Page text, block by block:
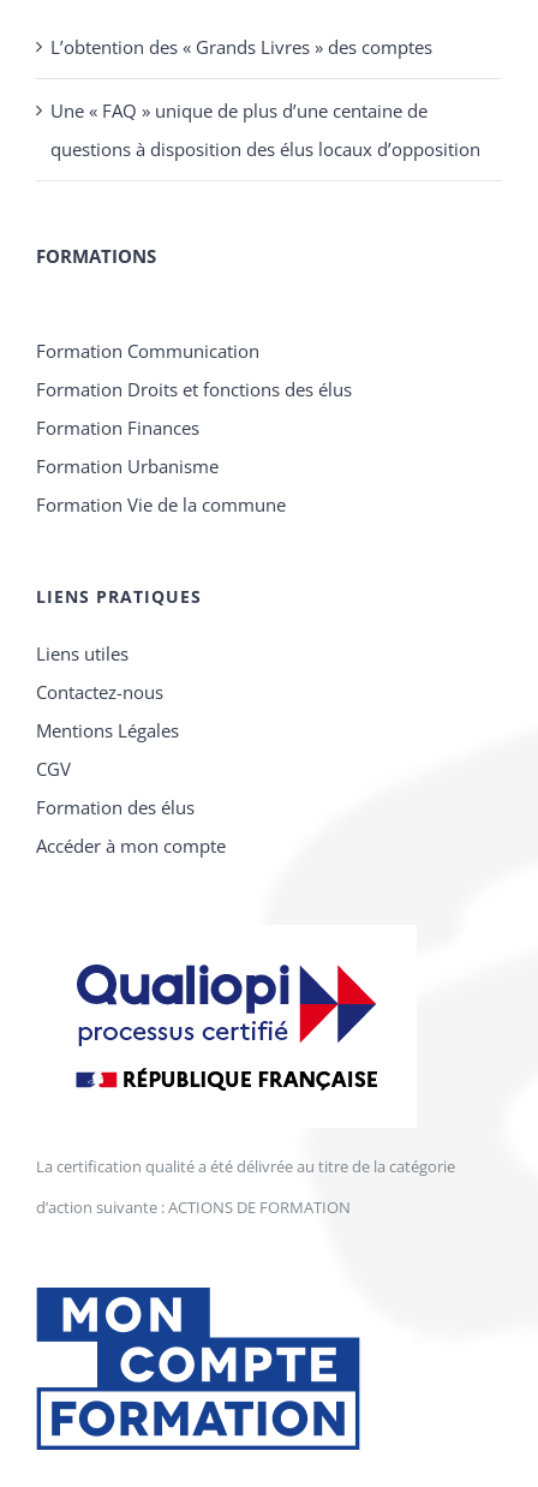
L’obtention des « Grands Livres » des comptes
Une « FAQ » unique de plus d’une centaine de
questions à disposition des élus locaux d’opposition
FORMATIONS
Formation Communication
Formation Droits et fonctions des élus
Formation Finances
Formation Urbanisme
Formation Vie de la commune
LIENS PRATIQUES
Liens utiles
Contactez-nous
Mentions Légales
CGV
Formation des élus
Accéder à mon compte
La certification qualité a été délivrée au titre de la catégorie
d’action suivante : ACTIONS DE FORMATION